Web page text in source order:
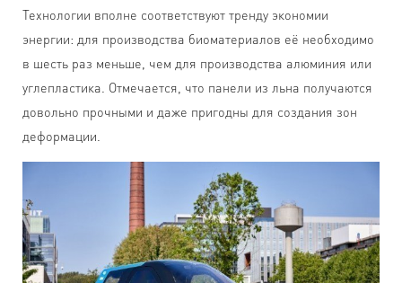
Технологии вполне соответствуют тренду экономии
энергии: для производства биоматериалов её необходимо
в шесть раз меньше, чем для производства алюминия или
углепластика. Отмечается, что панели из льна получаются
довольно прочными и даже пригодны для создания зон
деформации.